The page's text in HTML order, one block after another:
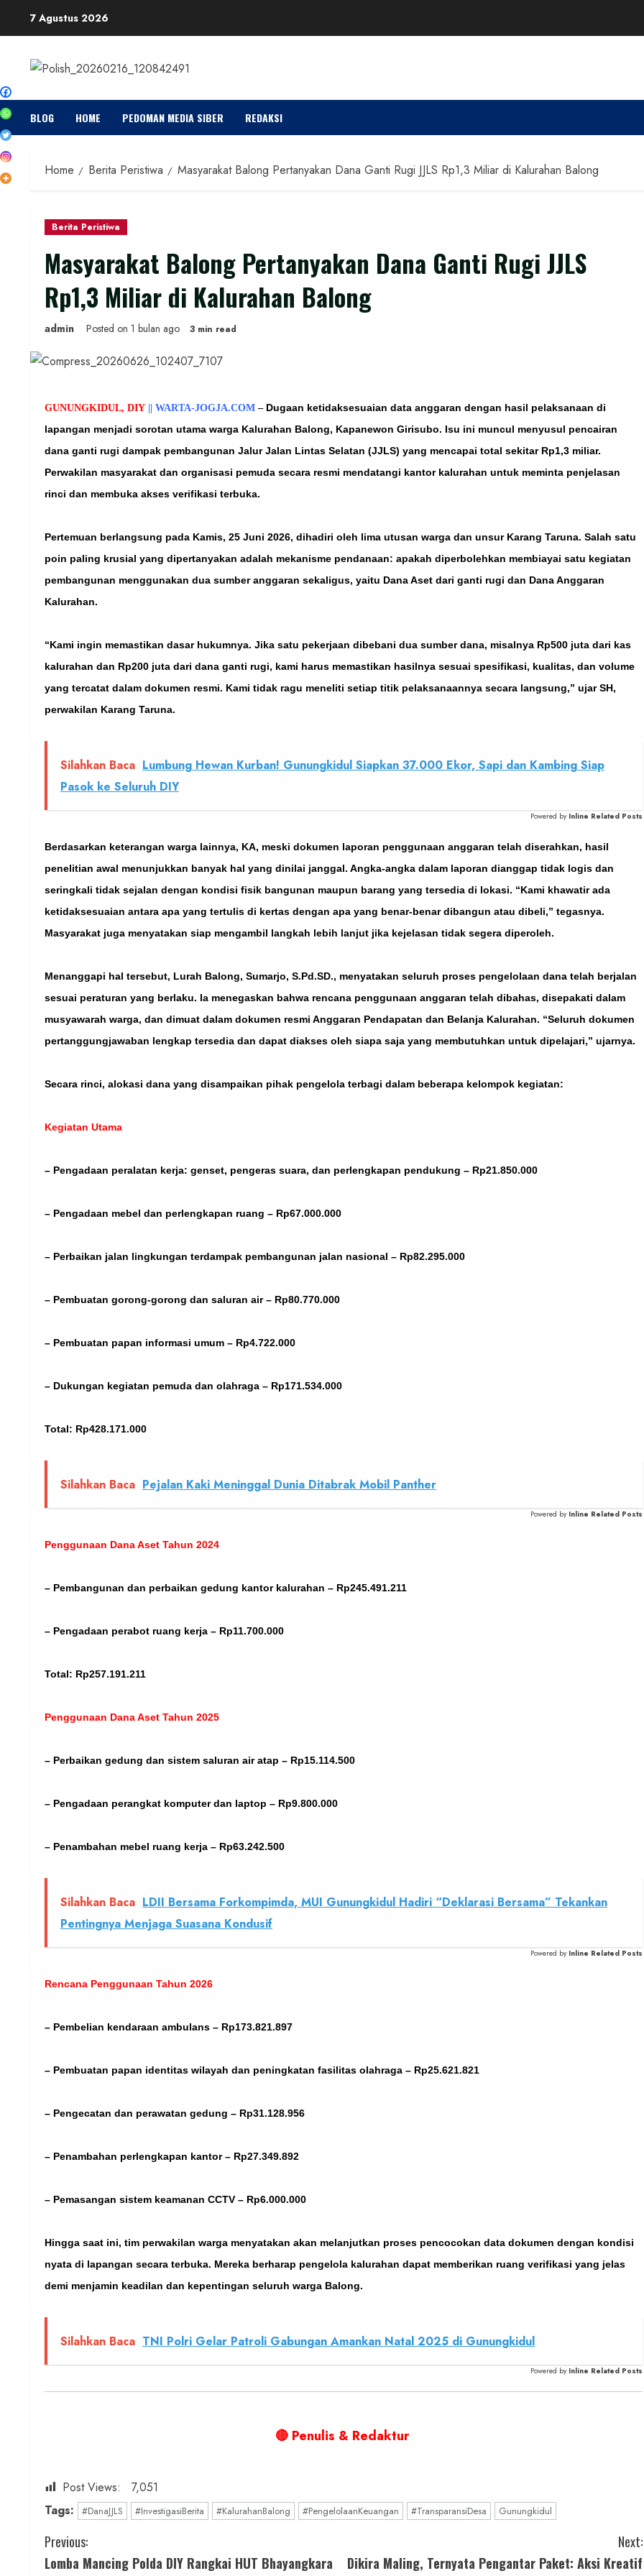
7 Agustus 2026
BLOG HOME PEDOMAN MEDIA SIBER REDAKSI
Home Berita Peristiwa Masyarakat Balong Pertanyakan Dana Ganti Rugi JJLS Rp1,3 Miliar di Kalurahan Balong
Berita Peristiwa
Masyarakat Balong Pertanyakan Dana Ganti Rugi JJLS
Rp1,3 Miliar di Kalurahan Balong
admin Posted on 1 bulan ago 3 min read
GUNUNGKIDUL, DIY || WARTA-JOGJA.COM – Dugaan ketidaksesuaian data anggaran dengan hasil pelaksanaan di
lapangan menjadi sorotan utama warga Kalurahan Balong, Kapanewon Girisubo. Isu ini muncul menyusul pencairan
dana ganti rugi dampak pembangunan Jalur Jalan Lintas Selatan (JJLS) yang mencapai total sekitar Rp1,3 miliar.
Perwakilan masyarakat dan organisasi pemuda secara resmi mendatangi kantor kalurahan untuk meminta penjelasan
rinci dan membuka akses verifikasi terbuka.
Pertemuan berlangsung pada Kamis, 25 Juni 2026, dihadiri oleh lima utusan warga dan unsur Karang Taruna. Salah satu
poin paling krusial yang dipertanyakan adalah mekanisme pendanaan: apakah diperbolehkan membiayai satu kegiatan
pembangunan menggunakan dua sumber anggaran sekaligus, yaitu Dana Aset dari ganti rugi dan Dana Anggaran
Kalurahan.
“Kami ingin memastikan dasar hukumnya. Jika satu pekerjaan dibebani dua sumber dana, misalnya Rp500 juta dari kas
kalurahan dan Rp200 juta dari dana ganti rugi, kami harus memastikan hasilnya sesuai spesifikasi, kualitas, dan volume
yang tercatat dalam dokumen resmi. Kami tidak ragu meneliti setiap titik pelaksanaannya secara langsung,” ujar SH,
perwakilan Karang Taruna.
Silahkan Baca Lumbung Hewan Kurban! Gunungkidul Siapkan 37.000 Ekor, Sapi dan Kambing Siap
Pasok ke Seluruh DIY
Powered by Inline Related Posts
Berdasarkan keterangan warga lainnya, KA, meski dokumen laporan penggunaan anggaran telah diserahkan, hasil
penelitian awal menunjukkan banyak hal yang dinilai janggal. Angka-angka dalam laporan dianggap tidak logis dan
seringkali tidak sejalan dengan kondisi fisik bangunan maupun barang yang tersedia di lokasi. “Kami khawatir ada
ketidaksesuaian antara apa yang tertulis di kertas dengan apa yang benar-benar dibangun atau dibeli,” tegasnya.
Masyarakat juga menyatakan siap mengambil langkah lebih lanjut jika kejelasan tidak segera diperoleh.
Menanggapi hal tersebut, Lurah Balong, Sumarjo, S.Pd.SD., menyatakan seluruh proses pengelolaan dana telah berjalan
sesuai peraturan yang berlaku. Ia menegaskan bahwa rencana penggunaan anggaran telah dibahas, disepakati dalam
musyawarah warga, dan dimuat dalam dokumen resmi Anggaran Pendapatan dan Belanja Kalurahan. “Seluruh dokumen
pertanggungjawaban lengkap tersedia dan dapat diakses oleh siapa saja yang membutuhkan untuk dipelajari,” ujarnya.
Secara rinci, alokasi dana yang disampaikan pihak pengelola terbagi dalam beberapa kelompok kegiatan:
Kegiatan Utama
– Pengadaan peralatan kerja: genset, pengeras suara, dan perlengkapan pendukung – Rp21.850.000
– Pengadaan mebel dan perlengkapan ruang – Rp67.000.000
– Perbaikan jalan lingkungan terdampak pembangunan jalan nasional – Rp82.295.000
– Pembuatan gorong-gorong dan saluran air – Rp80.770.000
– Pembuatan papan informasi umum – Rp4.722.000
– Dukungan kegiatan pemuda dan olahraga – Rp171.534.000
Total: Rp428.171.000
Silahkan Baca Pejalan Kaki Meninggal Dunia Ditabrak Mobil Panther
Powered by Inline Related Posts
Penggunaan Dana Aset Tahun 2024
– Pembangunan dan perbaikan gedung kantor kalurahan – Rp245.491.211
– Pengadaan perabot ruang kerja – Rp11.700.000
Total: Rp257.191.211
Penggunaan Dana Aset Tahun 2025
– Perbaikan gedung dan sistem saluran air atap – Rp15.114.500
– Pengadaan perangkat komputer dan laptop – Rp9.800.000
– Penambahan mebel ruang kerja – Rp63.242.500
Silahkan Baca LDII Bersama Forkompimda, MUI Gunungkidul Hadiri “Deklarasi Bersama” Tekankan
Pentingnya Menjaga Suasana Kondusif
Powered by Inline Related Posts
Rencana Penggunaan Tahun 2026
– Pembelian kendaraan ambulans – Rp173.821.897
– Pembuatan papan identitas wilayah dan peningkatan fasilitas olahraga – Rp25.621.821
– Pengecatan dan perawatan gedung – Rp31.128.956
– Penambahan perlengkapan kantor – Rp27.349.892
– Pemasangan sistem keamanan CCTV – Rp6.000.000
Hingga saat ini, tim perwakilan warga menyatakan akan melanjutkan proses pencocokan data dokumen dengan kondisi
nyata di lapangan secara terbuka. Mereka berharap pengelola kalurahan dapat memberikan ruang verifikasi yang jelas
demi menjamin keadilan dan kepentingan seluruh warga Balong.
Silahkan Baca TNI Polri Gelar Patroli Gabungan Amankan Natal 2025 di Gunungkidul
Powered by Inline Related Posts
🔴 Penulis & Redaktur
Post Views:
7,051
Tags:
#DanaJJLS #InvestigasiBerita #KalurahanBalong #PengelolaanKeuangan #TransparansiDesa Gunungkidul
C
Previous:
Lomba Mancing Polda DIY Rangkai HUT Bhayangkara
Next:
Dikira Maling, Ternyata Pengantar Paket: Aksi Kreatif